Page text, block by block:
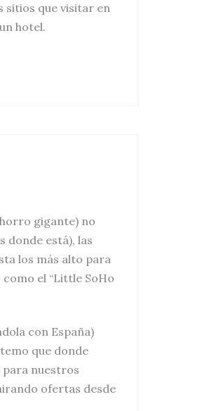
sitios que visitar en
hotel.
gigante) no
donde está), las
los más alto para
el “Little SoHo
con España)
que donde
para nuestros
ofertas desde